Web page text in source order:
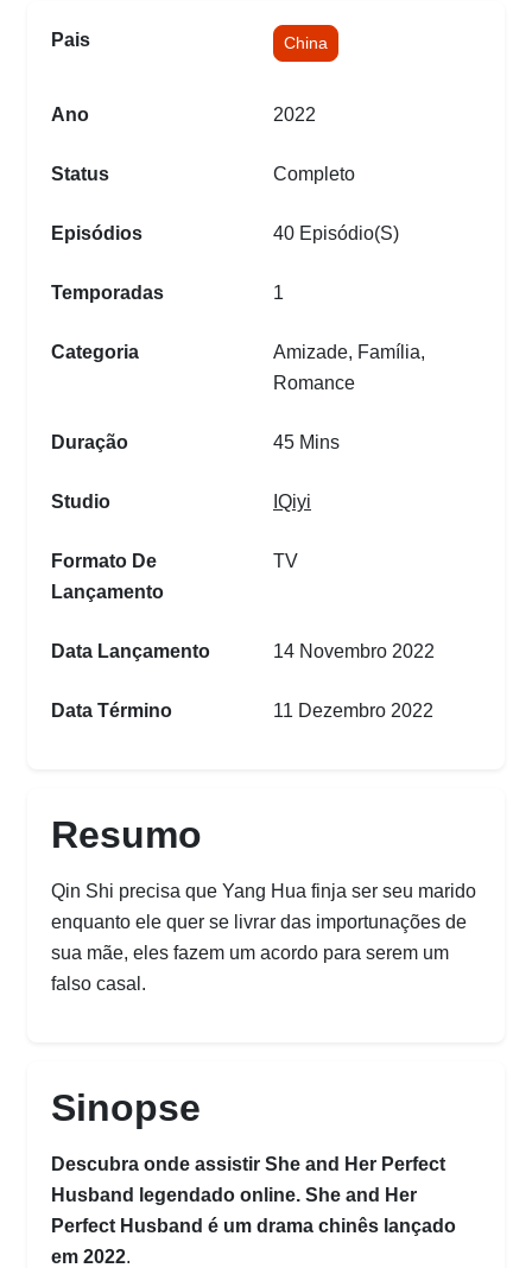
Pais China
Ano 2022
Status Completo
Episódios 40 Episódio(s)
Temporadas 1
Categoria
Amizade, Família,
Romance
Duração 45 Mins
Studio IQiyi
Formato De
Lançamento
TV
Data Lançamento 14 Novembro 2022
Data Término 11 Dezembro 2022
Resumo
Qin Shi precisa que Yang Hua finja ser seu marido
enquanto ele quer se livrar das importunações de
sua mãe, eles fazem um acordo para serem um
falso casal.
Sinopse
Descubra onde assistir She and Her Perfect
Husband legendado online. She and Her
Perfect Husband é um drama chinês lançado
em 2022.